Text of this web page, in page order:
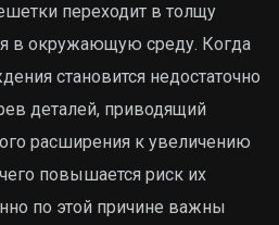
переходит в толщу
в окружающую среду. Когда
становится недостаточно
деталей, приводящий
расширения к увеличению
повышается риск их
по этой причине важны